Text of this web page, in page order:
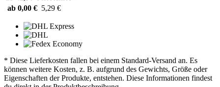
ab 0,00 € 5,29 €
* Diese Lieferkosten fallen bei einem Standard-Versand an. Es
können weitere Kosten, z. B. aufgrund des Gewichts, Größe oder
Eigenschaften der Produkte, entstehen. Diese Informationen findest